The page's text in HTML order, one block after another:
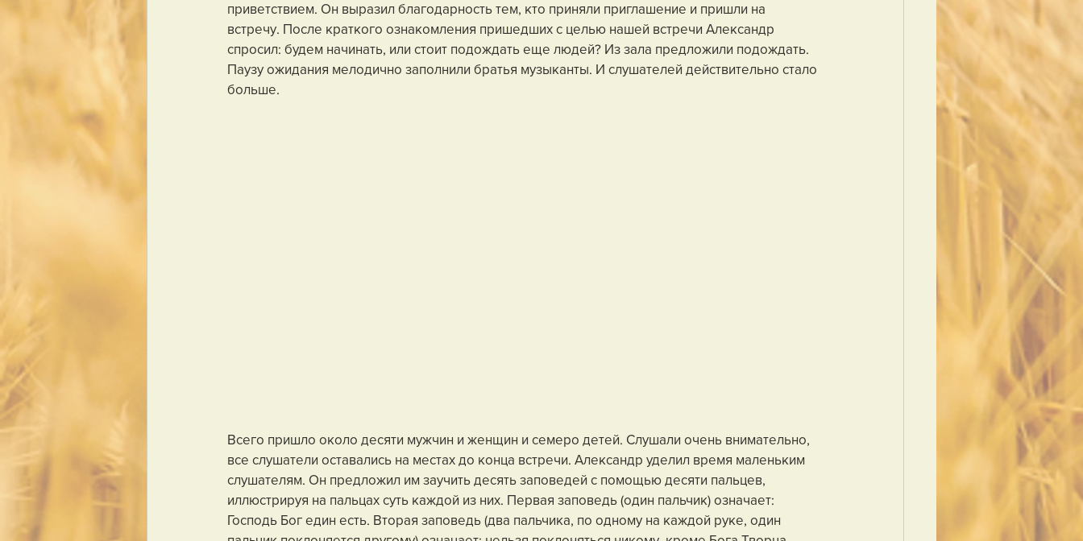
приветствием. Он выразил благодарность тем, кто приняли приглашение и пришли на
встречу. После краткого ознакомления пришедших с целью нашей встречи Александр
спросил: будем начинать, или стоит подождать еще людей? Из зала предложили подождать.
Паузу ожидания мелодично заполнили братья музыканты. И слушателей действительно стало
больше.
Всего пришло около десяти мужчин и женщин и семеро детей. Слушали очень внимательно,
все слушатели оставались на местах до конца встречи. Александр уделил время маленьким
слушателям. Он предложил им заучить десять заповедей с помощью десяти пальцев,
иллюстрируя на пальцах суть каждой из них. Первая заповедь (один пальчик) означает:
Господь Бог един есть. Вторая заповедь (два пальчика, по одному на каждой руке, один